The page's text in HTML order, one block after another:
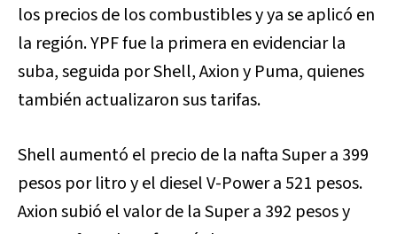
los precios de los combustibles y ya se aplicó en
la región. YPF fue la primera en evidenciar la
suba, seguida por Shell, Axion y Puma, quienes
también actualizaron sus tarifas.
Shell aumentó el precio de la nafta Super a 399
pesos por litro y el diesel V-Power a 521 pesos.
Axion subió el valor de la Super a 392 pesos y